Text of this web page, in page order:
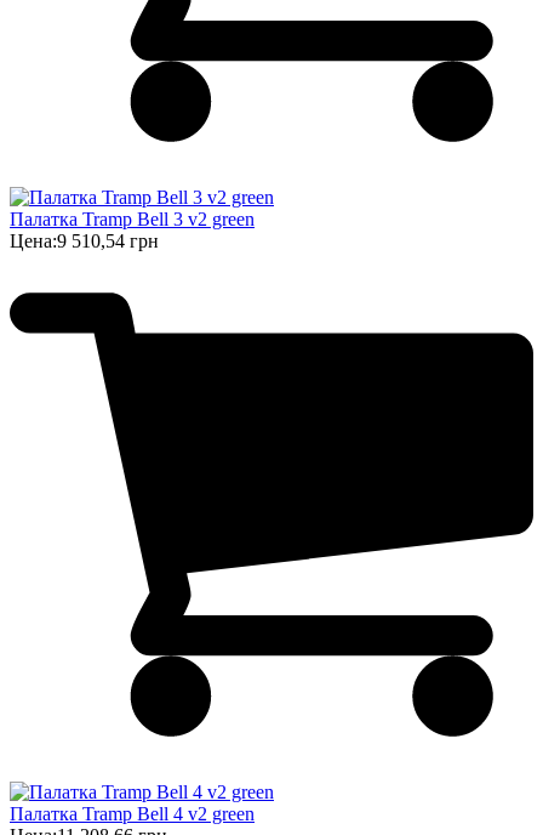
Палатка Tramp Bell 3 v2 green
Цена:9 510,54 грн
Палатка Tramp Bell 4 v2 green